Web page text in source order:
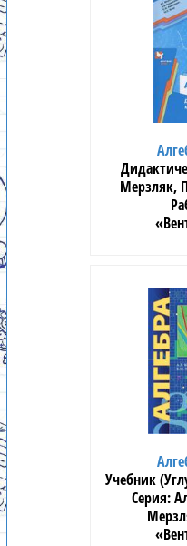
Мерзляк,
Учебник